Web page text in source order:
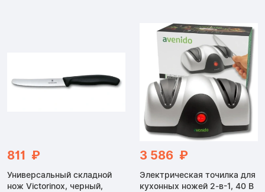
811 ₽
Универсальный складной
нож Victorinox, черный,
3 586 ₽
Электрическая точилка для
кухонных ножей 2-в-1, 40 В